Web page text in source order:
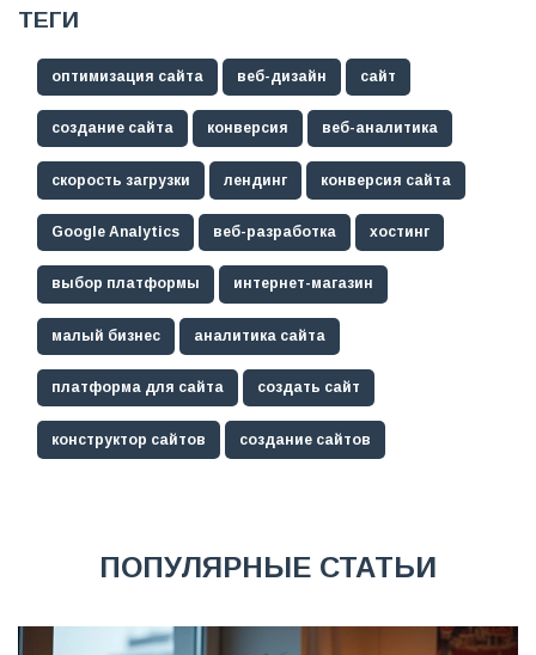
ТЕГИ
оптимизация сайта веб-дизайн сайт
создание сайта конверсия веб-аналитика
скорость загрузки лендинг конверсия сайта
Google Analytics веб-разработка хостинг
выбор платформы интернет-магазин
малый бизнес аналитика сайта
платформа для сайта создать сайт
конструктор сайтов создание сайтов
ПОПУЛЯРНЫЕ СТАТЬИ